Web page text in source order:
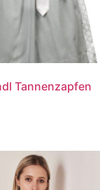
Tannenzapfen